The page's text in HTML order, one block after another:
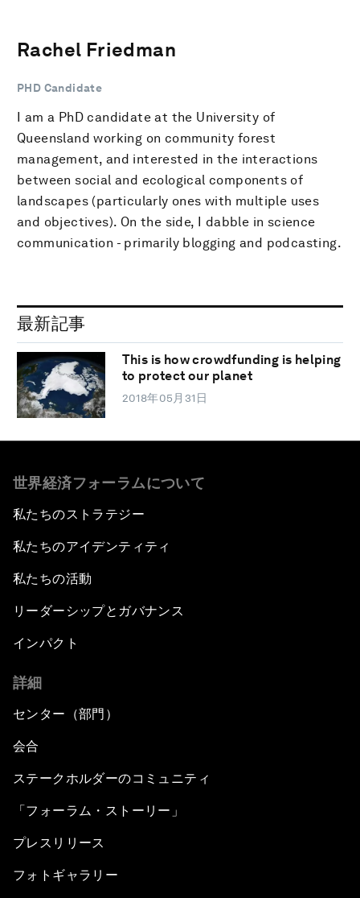
Rachel Friedman
PHD Candidate
I am a PhD candidate at the University of
Queensland working on community forest
management, and interested in the interactions
between social and ecological components of
landscapes (particularly ones with multiple uses
and objectives). On the side, I dabble in science
communication - primarily blogging and podcasting.
最新記事
This is how crowdfunding is helping
to protect our planet
2018年05月31日
世界経済フォーラムについて
私たちのストラテジー
私たちのアイデンティティ
私たちの活動
リーダーシップとガバナンス
インパクト
詳細
センター（部門）
会合
ステークホルダーのコミュニティ
「フォーラム・ストーリー」
プレスリリース
フォトギャラリー